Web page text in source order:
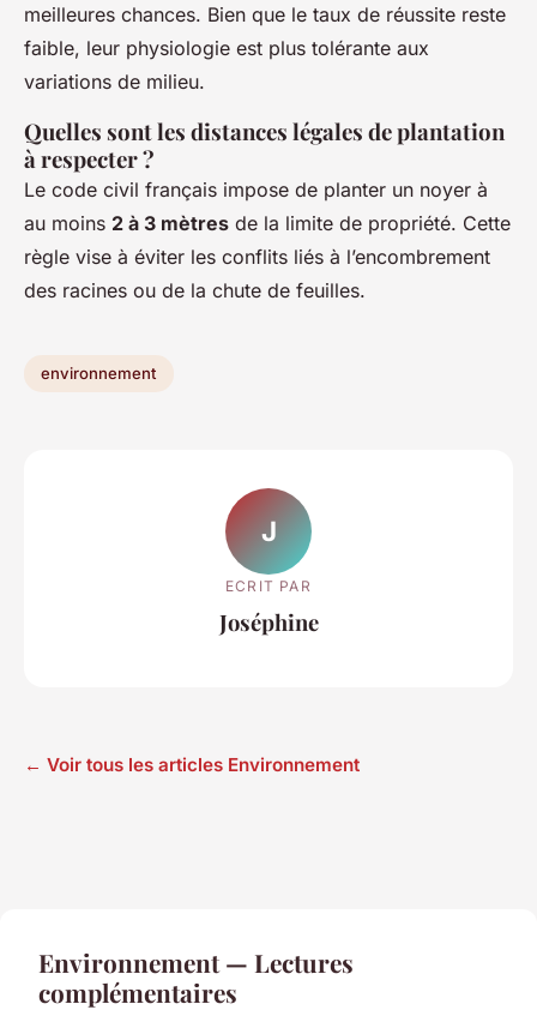
meilleures chances. Bien que le taux de réussite reste
faible, leur physiologie est plus tolérante aux
variations de milieu.
Quelles sont les distances légales de plantation
à respecter ?
Le code civil français impose de planter un noyer à
au moins 2 à 3 mètres de la limite de propriété. Cette
règle vise à éviter les conflits liés à l’encombrement
des racines ou de la chute de feuilles.
environnement
J
ECRIT PAR
Joséphine
← Voir tous les articles Environnement
Environnement — Lectures
complémentaires